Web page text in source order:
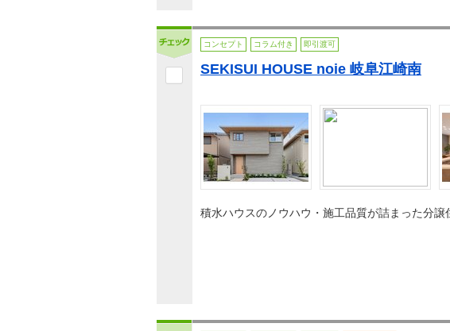
コンセプト コラム付き 即引渡可
SEKISUI HOUSE noie 岐阜江崎南
積水ハウスのノウハウ・施工品質が詰まった分譲